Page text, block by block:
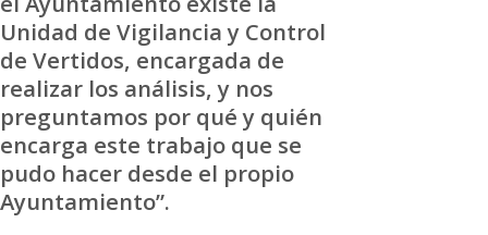
Unidad de Vigilancia y Control
de Vertidos, encargada de
realizar los análisis, y nos
preguntamos por qué y quién
encarga este trabajo que se
pudo hacer desde el propio
Ayuntamiento”.